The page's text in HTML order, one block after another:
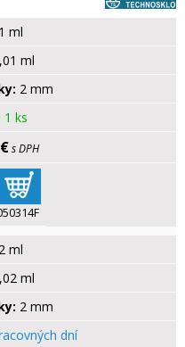
1 ml
ml
2 mm
1 ks
s DPH
2 ml
ml
2 mm
dní